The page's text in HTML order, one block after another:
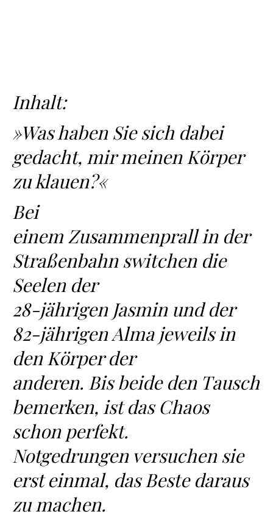
Inhalt:
»Was haben Sie sich dabei
gedacht, mir meinen Körper
zu klauen?«
Bei
einem Zusammenprall in der
Straßenbahn switchen die
Seelen der
28-jährigen Jasmin und der
82-jährigen Alma jeweils in
den Körper der
anderen. Bis beide den Tausch
bemerken, ist das Chaos
schon perfekt.
Notgedrungen versuchen sie
erst einmal, das Beste daraus
zu machen.